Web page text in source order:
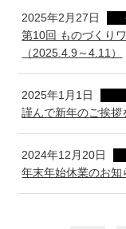
2025年2月27日
第10回 ものづくり
（2025.4.9～4.11）
2025年1月1日
謹んで新年のご挨拶
2024年12月20日
年末年始休業のお知